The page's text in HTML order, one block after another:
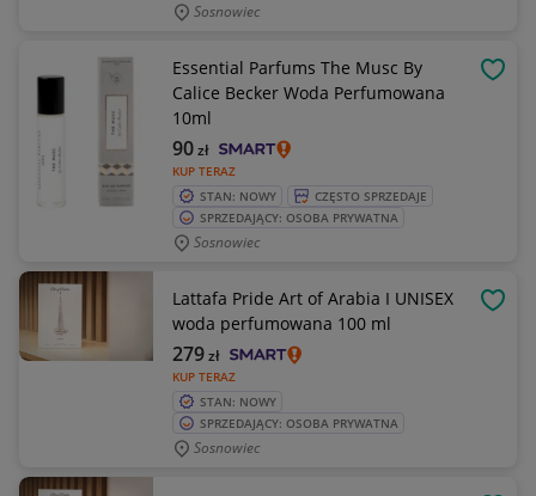
Sosnowiec
Essential Parfums The Musc By
Calice Becker Woda Perfumowana
10ml
KUP TERAZ
90zł
STAN: NOWY
CZĘSTO SPRZEDAJE
SPRZEDAJĄCY: OSOBA PRYWATNA
Sosnowiec
Lattafa Pride Art of Arabia I UNISEX
woda perfumowana 100 ml
KUP TERAZ
279zł
STAN: NOWY
SPRZEDAJĄCY: OSOBA PRYWATNA
Sosnowiec